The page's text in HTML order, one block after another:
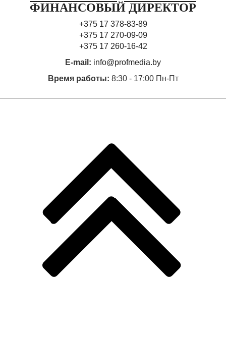
ФИНАНСОВЫЙ ДИРЕКТОР
+375 17 378-83-89
+375 17 270-09-09
+375 17 260-16-42
E-mail: info@profmedia.by
Время работы: 8:30 - 17:00 Пн-Пт